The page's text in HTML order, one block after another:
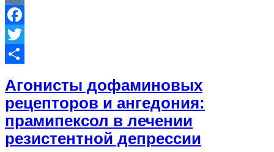
VK
Facebook
Twitter
Агонисты дофаминовых
рецепторов и ангедония:
прамипексол в лечении
резистентной депрессии